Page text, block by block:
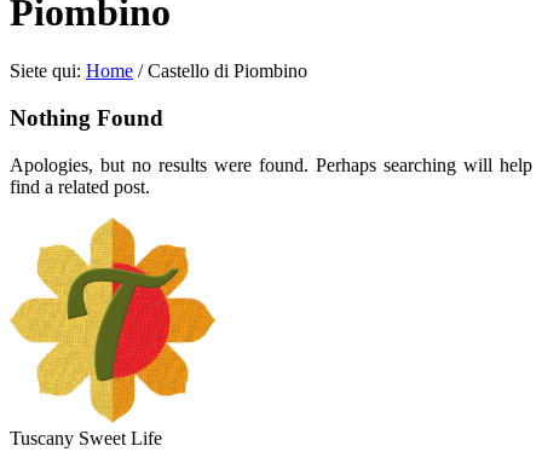
Piombino
Siete qui: Home / Castello di Piombino
Nothing Found
Apologies, but no results were found. Perhaps searching will help
find a related post.
Tuscany Sweet Life